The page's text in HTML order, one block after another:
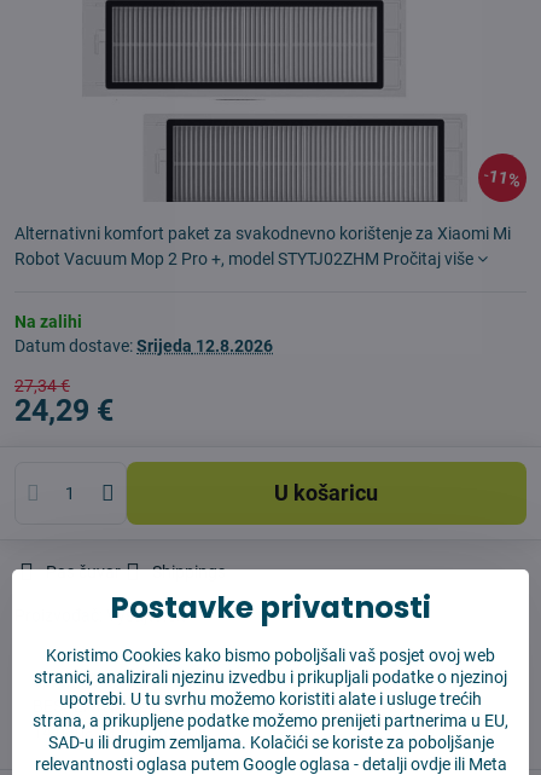
11%
Alternativni komfort paket za svakodnevno korištenje za Xiaomi Mi
Robot Vacuum Mop 2 Pro +, model STYTJ02ZHM Pročitaj više
Na zalihi
Datum dostave:Srijeda 12.8.2026
27,34 €
24,29 €
U košaricu
Pas čuvar Shippings
Vysajto.sk
✅ Spremno za slanje odmah
✅ BESPLATNA dostava iznad 55 EUR
✅ 14 dana za povrat robe
Postavke privatnosti
Koristimo Cookies kako bismo poboljšali vaš posjet ovoj web
stranici, analizirali njezinu izvedbu i prikupljali podatke o njezinoj
upotrebi. U tu svrhu možemo koristiti alate i usluge trećih
strana, a prikupljene podatke možemo prenijeti partnerima u EU,
SAD-u ili drugim zemljama. Kolačići se koriste za poboljšanje
relevantnosti oglasa putem Google oglasa -detalji ovdjeili Meta